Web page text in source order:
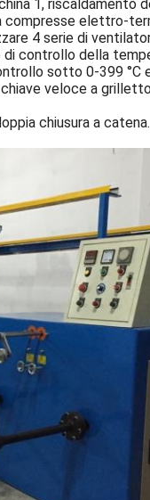
1, riscaldamento
compresse elettro-
4 serie di
controllo della
sotto 0-399 °C
veloce a
chiusura a catena.